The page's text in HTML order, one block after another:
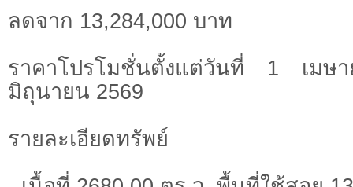
ลดจาก 13,284,000 บาท
ราคาโปรโมชั่นตั้งแต่วันที่ 1 เม
มิถุนายน 2569
รายละเอียดทรัพย์